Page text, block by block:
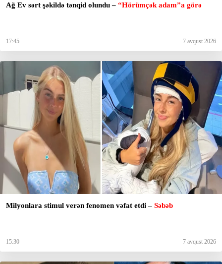
Ağ Ev sərt şəkildə tənqid olundu – “Hörümçək adam”a görə
17:45 7 avqust 2026
Milyonlara stimul verən fenomen vəfat etdi – Səbəb
15:30 7 avqust 2026